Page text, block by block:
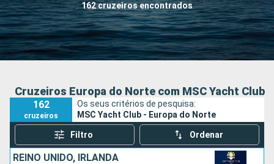
162 cruzeiros encontrados
Quando ir?
Data de partida
Pesquisar
Cruzeiros Europa do Norte com MSC Yacht Club
162
cruzeiros
Os seus critérios de pesquisa:
MSC Yacht Club - Europa do Norte
Filtro Ordenar
REINO UNIDO, IRLANDA